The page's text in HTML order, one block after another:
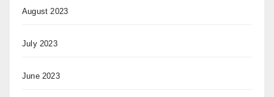
August 2023
July 2023
June 2023